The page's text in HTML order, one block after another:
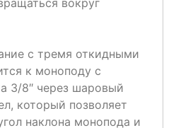
вокруг
с тремя откидными
к моноподу с
3/8″ через шаровый
который позволяет
наклона монопода и